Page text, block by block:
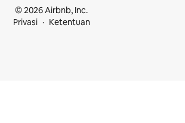
© 2026 Airbnb, Inc.
Privasi
Ketentuan